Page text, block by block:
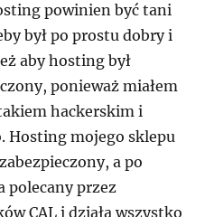
powinien być tani
był po prostu dobry i
aby hosting był
ponieważ miałem
hackerskim i
Hosting mojego sklepu
a po
polecany przez
CAL i działa wszystko